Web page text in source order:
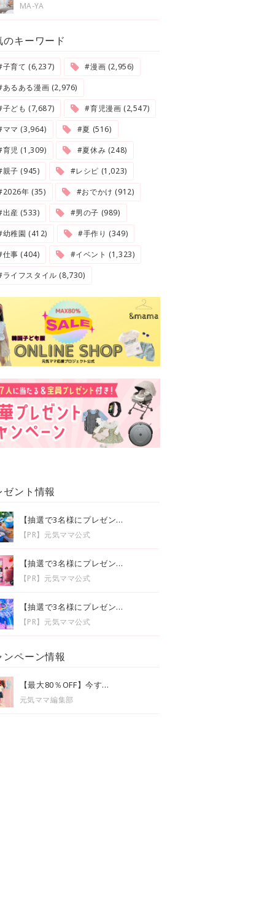
MA-YA
のキーワード
育て (6,237)
#漫画 (2,956)
るある漫画 (2,976)
ども (7,687)
#育児漫画 (2,547)
マ (3,964)
#夏 (516)
児 (1,309)
#夏休み (248)
子 (945)
#レシピ (1,023)
年 (35)
#おでかけ (912)
産 (533)
#男の子 (989)
稚園 (412)
#手作り (349)
事 (404)
#イベント (1,323)
イフスタイル (8,730)
ゼント情報
【抽選で3名様にプレゼン...
【PR】元気ママ公式
【抽選で3名様にプレゼン...
【PR】元気ママ公式
【抽選で3名様にプレゼン...
【PR】元気ママ公式
ンペーン情報
【最大80％OFF】今す...
元気ママ編集部